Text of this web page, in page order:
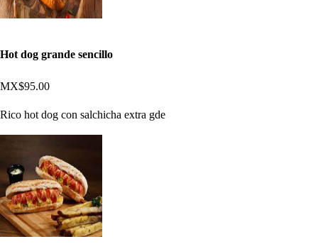
Hot dog grande sencillo
MX$95.00
Rico hot dog con salchicha extra gde